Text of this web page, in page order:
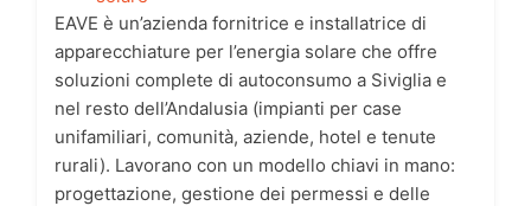
EAVE è un’azienda fornitrice e installatrice di
apparecchiature per l’energia solare che offre
soluzioni complete di autoconsumo a Siviglia e
nel resto dell’Andalusia (impianti per case
unifamiliari, comunità, aziende, hotel e tenute
rurali). Lavorano con un modello chiavi in mano:
progettazione, gestione dei permessi e delle